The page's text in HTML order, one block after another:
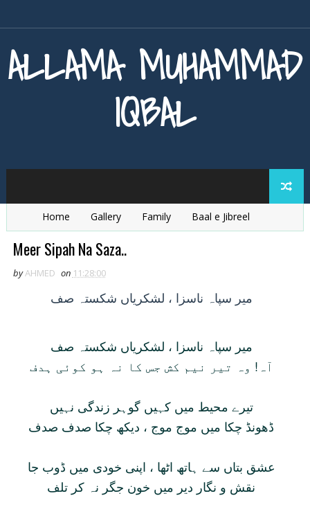
ALLAMA MUHAMMAD
IQBAL
Home Gallery Family
Baal e Jibreel
Zarb e Kaleem
Meer Sipah Na Saza..
byAHMED on 11:28:00
مير سپاہ ناسزا ، لشکرياں شکستہ صف
مير سپاہ ناسزا ، لشکرياں شکستہ صف
آہ! وہ تير نيم کش جس کا نہ ہو کوئی ہدف
تيرے محيط ميں کہيں گوہر زندگی نہيں
ڈھونڈ چکا ميں موج موج ، ديکھ چکا صدف صدف
عشق بتاں سے ہاتھ اٹھا ، اپنی خودی ميں ڈوب جا
نقش و نگار دير ميں خون جگر نہ کر تلف